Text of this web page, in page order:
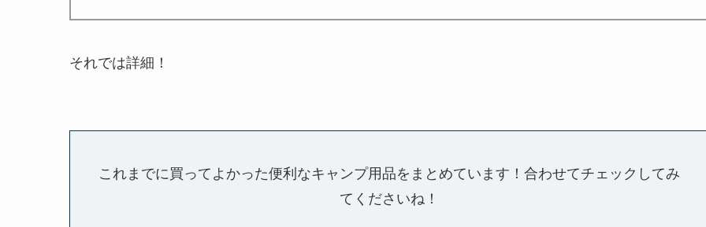
それでは詳細！
これまでに買ってよかった便利なキャンプ用品をまとめています！合わせてチェックしてみ
てくださいね！